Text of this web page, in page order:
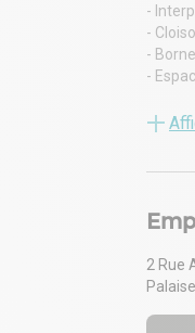
-
-
-
-
-
- A
2 Rue